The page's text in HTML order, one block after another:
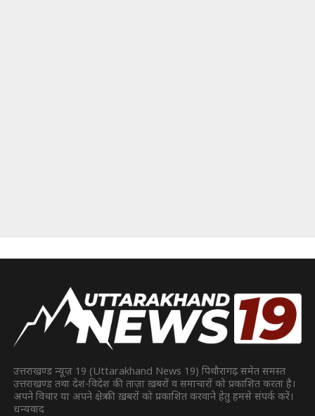
उत्तराखण्ड न्यूज़ 19 (Uttarakhand News 19) पिथौरागढ़ समेत समस्त
उत्तराखण्ड तथा देश-विदेश की ताज़ा ख़बरों व समाचारों को प्रकाशित करता है।
अपने विचार या अपने क्षेत्र की ख़बरों को प्रकाशित करवाने हेतु हमसे संपर्क करें।
धन्यवाद